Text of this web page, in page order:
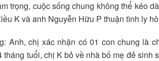
trọng, cuộc sống chung không thể kéo
K và anh Nguyễn Hữu P thuận tình ly
Anh, chị xác nhận có 01 con chung là
tháng tuổi, chị K bỏ về nhà bố mẹ đẻ sinh